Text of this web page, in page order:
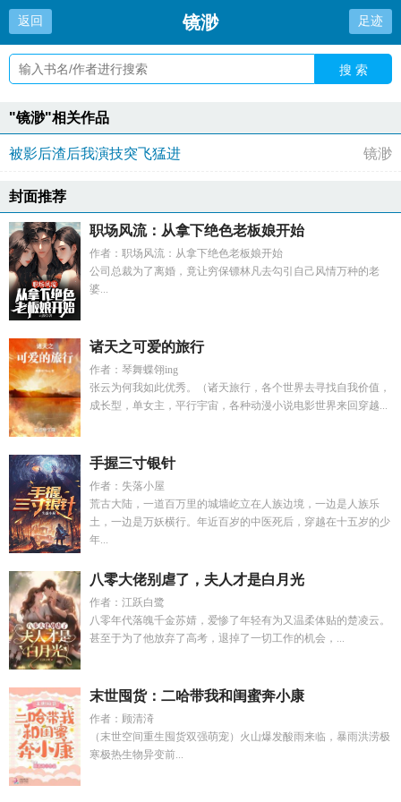
返回 镜渺 足迹
搜 索
"镜渺"相关作品
被影后渣后我演技突飞猛进 镜渺
封面推荐
职场风流：从拿下绝色老板娘开始
作者：职场风流：从拿下绝色老板娘开始
公司总裁为了离婚，竟让穷保镖林凡去勾引自己风情万种的老
婆...
诸天之可爱的旅行
作者：琴舞蝶翎ing
张云为何我如此优秀。（诸天旅行，各个世界去寻找自我价值，
成长型，单女主，平行宇宙，各种动漫小说电影世界来回穿越...
手握三寸银针
作者：失落小屋
荒古大陆，一道百万里的城墙屹立在人族边境，一边是人族乐
土，一边是万妖横行。年近百岁的中医死后，穿越在十五岁的少
年...
八零大佬别虐了，夫人才是白月光
作者：江跃白鹭
八零年代落魄千金苏婧，爱惨了年轻有为又温柔体贴的楚凌云。
甚至于为了他放弃了高考，退掉了一切工作的机会，...
末世囤货：二哈带我和闺蜜奔小康
作者：顾清渏
（末世空间重生囤货双强萌宠）火山爆发酸雨来临，暴雨洪涝极
寒极热生物异变前...